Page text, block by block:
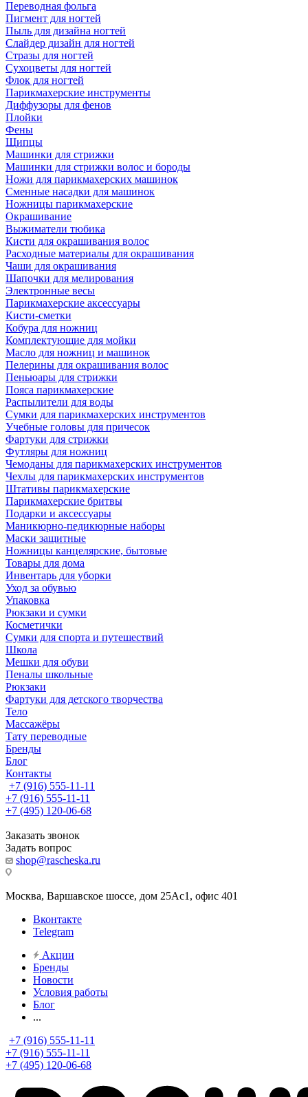
Переводная фольга
Пигмент для ногтей
Пыль для дизайна ногтей
Слайдер дизайн для ногтей
Стразы для ногтей
Сухоцветы для ногтей
Флок для ногтей
Парикмахерские инструменты
Диффузоры для фенов
Плойки
Фены
Щипцы
Машинки для стрижки
Машинки для стрижки волос и бороды
Ножи для парикмахерских машинок
Сменные насадки для машинок
Ножницы парикмахерские
Окрашивание
Выжиматели тюбика
Кисти для окрашивания волос
Расходные материалы для окрашивания
Чаши для окрашивания
Шапочки для мелирования
Электронные весы
Парикмахерские аксессуары
Кисти-сметки
Кобура для ножниц
Комплектующие для мойки
Масло для ножниц и машинок
Пелерины для окрашивания волос
Пеньюары для стрижки
Пояса парикмахерские
Распылители для воды
Сумки для парикмахерских инструментов
Учебные головы для причесок
Фартуки для стрижки
Футляры для ножниц
Чемоданы для парикмахерских инструментов
Чехлы для парикмахерских инструментов
Штативы парикмахерские
Парикмахерские бритвы
Подарки и аксессуары
Маникюрно-педикюрные наборы
Маски защитные
Ножницы канцелярские, бытовые
Товары для дома
Инвентарь для уборки
Уход за обувью
Упаковка
Рюкзаки и сумки
Косметички
Сумки для спорта и путешествий
Школа
Мешки для обуви
Пеналы школьные
Рюкзаки
Фартуки для детского творчества
Тело
Массажёры
Тату переводные
Бренды
Блог
Контакты
+7 (916) 555-11-11
+7 (916) 555-11-11
+7 (495) 120-06-68
Заказать звонок
Задать вопрос
shop@rascheska.ru
Москва, Варшавское шоссе, дом 25Аc1, офис 401
Вконтакте
Telegram
Акции
Бренды
Новости
Условия работы
Блог
...
+7 (916) 555-11-11
+7 (916) 555-11-11
+7 (495) 120-06-68